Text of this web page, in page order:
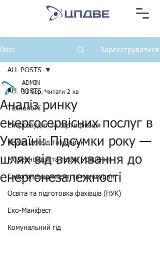
Пост Зареєструватися
ALL POSTS
Технології
Енергоаудит та сертифікація
Кейси, досвід та новини
Модернізація та техно - рішення
Енергоменеджмент та моніторинг
Освіта та підготовка фахівців (НУК)
Еко-Маніфест
Комунальний гід
ALL POSTS
Аналіз ринку
енергосервісних послуг в
Україні: Підсумки року —
шлях від виживання до
енергонезалежності
ADMIN
31 бер. Читати 2 хв